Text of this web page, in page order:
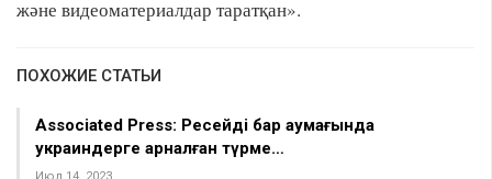
және видеоматериалдар таратқан».
ПОХОЖИЕ СТАТЬИ
Associated Press: Ресейдің бар аумағында
украиндерге арналған түрме…